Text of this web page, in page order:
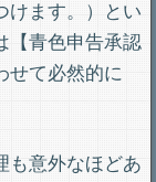
けます。）とい
【青色申告承認
せて必然的に
も意外なほどあ